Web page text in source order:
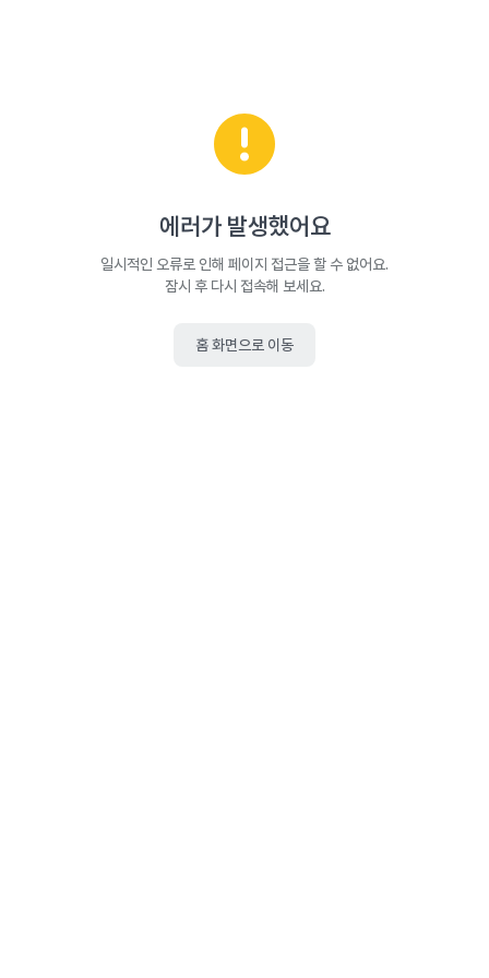
에러가 발생했어요
일시적인 오류로 인해 페이지 접근을 할 수 없어요.
잠시 후 다시 접속해 보세요.
홈 화면으로 이동